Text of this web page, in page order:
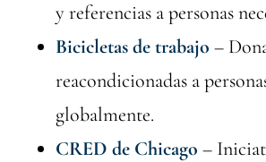
y referencias a personas
Bicicletas de trabajo –
reacondicionadas a
globalmente.
CRED de Chicago –